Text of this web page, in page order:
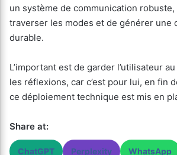
un système de communication robuste,
traverser les modes et de générer une
durable.
L’important est de garder l’utilisateur
les réflexions, car c’est pour lui, en fin
ce déploiement technique est mis en
Share at:
ChatGPT Perplexity WhatsApp